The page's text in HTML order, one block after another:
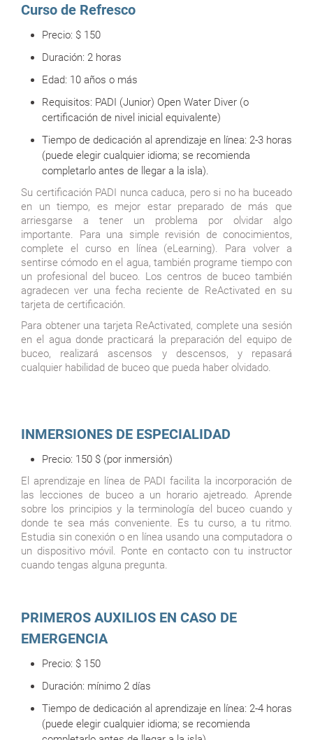
Curso de Refresco
Precio: $ 150
Duración: 2 horas
Edad: 10 años o más
Requisitos: PADI (Junior) Open Water Diver (o
certificación de nivel inicial equivalente)
Tiempo de dedicación al aprendizaje en línea: 2-3 horas
(puede elegir cualquier idioma; se recomienda
completarlo antes de llegar a la isla).
Su certificación PADI nunca caduca, pero si no ha buceado
en un tiempo, es mejor estar preparado de más que
arriesgarse a tener un problema por olvidar algo
importante. Para una simple revisión de conocimientos,
complete el curso en línea (eLearning). Para volver a
sentirse cómodo en el agua, también programe tiempo con
un profesional del buceo. Los centros de buceo también
agradecen ver una fecha reciente de ReActivated en su
tarjeta de certificación.
Para obtener una tarjeta ReActivated, complete una sesión
en el agua donde practicará la preparación del equipo de
buceo, realizará ascensos y descensos, y repasará
cualquier habilidad de buceo que pueda haber olvidado.
INMERSIONES DE ESPECIALIDAD
Precio: 150 $ (por inmersión)
El aprendizaje en línea de PADI facilita la incorporación de
las lecciones de buceo a un horario ajetreado. Aprende
sobre los principios y la terminología del buceo cuando y
donde te sea más conveniente. Es tu curso, a tu ritmo.
Estudia sin conexión o en línea usando una computadora o
un dispositivo móvil. Ponte en contacto con tu instructor
cuando tengas alguna pregunta.
PRIMEROS AUXILIOS EN CASO DE
EMERGENCIA
Precio: $ 150
Duración: mínimo 2 días
Tiempo de dedicación al aprendizaje en línea: 2-4 horas
(puede elegir cualquier idioma; se recomienda